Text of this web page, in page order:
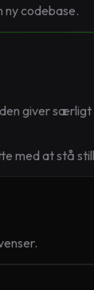
ny codebase.
giver
med at stå